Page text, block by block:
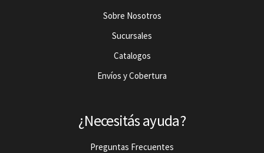
Sobre Nosotros
Sucursales
Catalogos
Envíos y Cobertura
¿Necesitás ayuda?
Preguntas Frecuentes